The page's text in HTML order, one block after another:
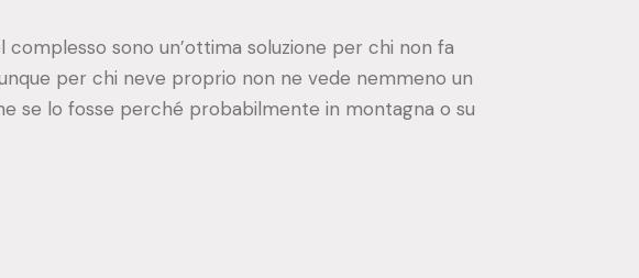
sono un’ottima soluzione per chi non fa
per chi neve proprio non ne vede nemmeno un
se lo fosse perché probabilmente in montagna o su